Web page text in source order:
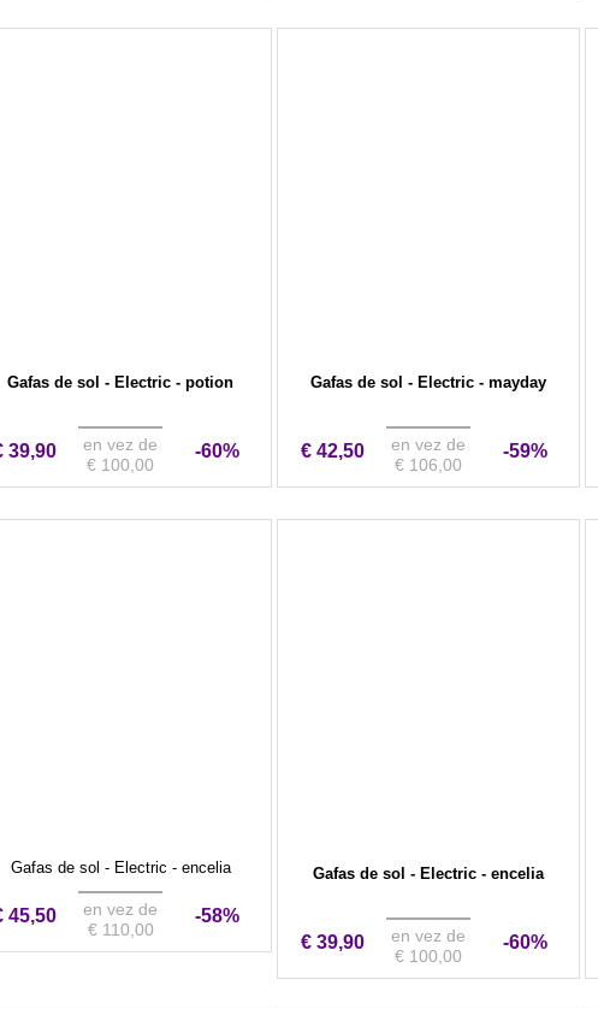
Gafas de sol - Electric - potion
39,90
en vez de
€ 100,00
-60%
Gafas de sol - Electric - mayday
€ 42,50
en vez de
€ 106,00
-59%
Gafas de sol - Electric - encelia
45,50
en vez de
€ 110,00
-58%
Gafas de sol - Electric - encelia
€ 39,90
en vez de
€ 100,00
-60%